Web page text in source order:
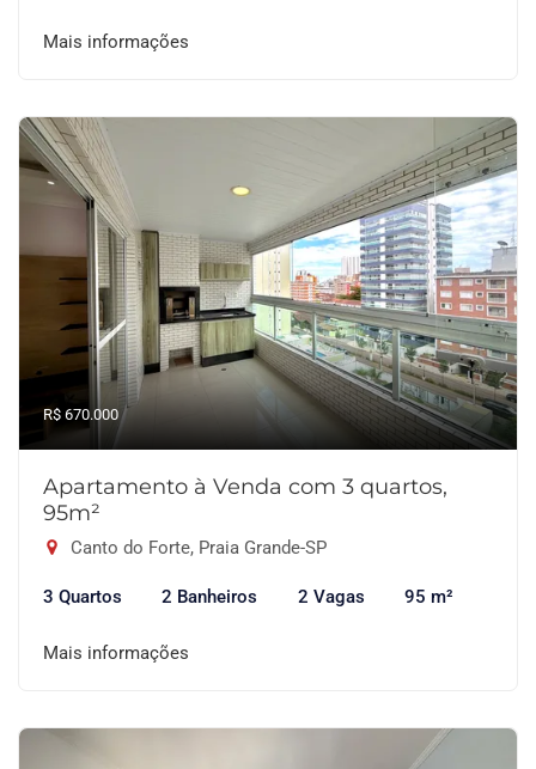
Mais informações
R$ 670.000
Apartamento à Venda com 3 quartos,
95m²
Canto do Forte, Praia Grande-SP
3 Quartos 2 Banheiros 2 Vagas 95 m²
Mais informações